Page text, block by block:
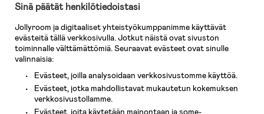
lastentarvikkeita sekä paljon muuta. Meiltä löydät lukuisia tunnettuja
KidKraft, Ergobaby, Philips Avent, Neonate, Cybex, LEGO ja monia muita!
Tervetuloa shoppailemaan Pohjoismaiden suurimpaan lastentarvikkeiden
verkkokauppaan!
Sinä päätät henkilötiedoistasi
Jollyroom ja digitaaliset yhteistyökumppanimme käyttävät
evästeitä tällä verkkosivulla. Jotkut näistä ovat sivuston
toiminnalle välttämättömiä. Seuraavat evästeet ovat sinulle
valinnaisia:
Evästeet, joilla analysoidaan verkkosivustomme käyttöä.
Evästeet, jotka mahdollistavat mukautetun kokemuksen
verkkosivustollamme.
Evästeet, joita käytetään mainontaan ja some-